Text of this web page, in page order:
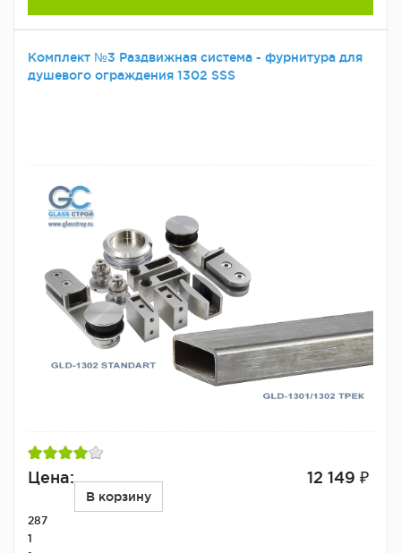
Комплект №3 Раздвижная система - фурнитура для
душевого ограждения 1302 SSS
Цена: 12 149 ₽
В корзину
287
1